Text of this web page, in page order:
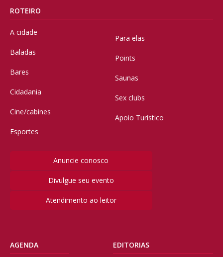
ROTEIRO
A cidade
Baladas
Bares
Cidadania
Cine/cabines
Esportes
Para elas
Points
Saunas
Sex clubs
Apoio Turístico
Anuncie conosco
Divulgue seu evento
Atendimento ao leitor
AGENDA EDITORIAS